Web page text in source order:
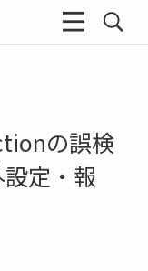
の誤検
定・報